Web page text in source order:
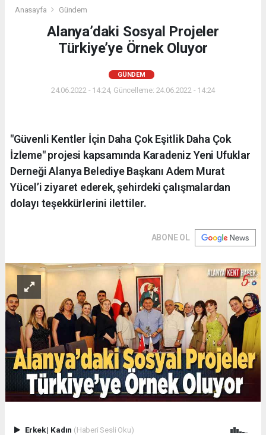
Anasayfa Gündem
Alanya’daki Sosyal Projeler
Türkiye’ye Örnek Oluyor
GÜNDEM
24.06.2022 - 14:24, Güncelleme: 24.06.2022 - 14:24
"Güvenli Kentler İçin Daha Çok Eşitlik Daha Çok
İzleme" projesi kapsamında Karadeniz Yeni Ufuklar
Derneği Alanya Belediye Başkanı Adem Murat
Yücel’i ziyaret ederek, şehirdeki çalışmalardan
dolayı teşekkürlerini ilettiler.
ABONE OL
Erkek| Kadın (Haberi Sesli Oku)